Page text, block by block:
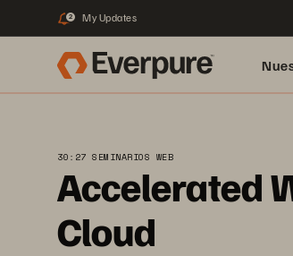
2 My Updates
30:27 SEMINARIOS WEB
Accelerated
Cloud